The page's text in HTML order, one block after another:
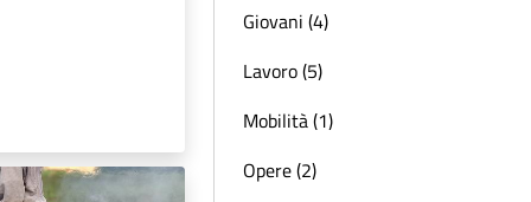
Giovani (4)
Lavoro (5)
Mobilità (1)
Opere (2)